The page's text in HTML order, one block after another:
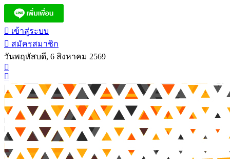
เข้าสู่ระบบ
สมัครสมาชิก
วันพฤหัสบดี, 6 สิงหาคม 2569